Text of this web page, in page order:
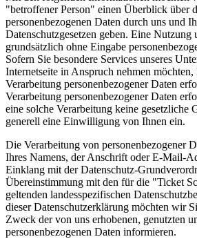
"betroffener Person" einen Überblick über
personenbezogenen Daten durch uns und
Datenschutzgesetzen geben. Eine Nutzung
grundsätzlich ohne Eingabe
Sofern Sie besondere Services unseres
Internetseite in Anspruch nehmen
Verarbeitung personenbezogener Daten
Verarbeitung personenbezogener Daten
eine solche Verarbeitung keine gesetzliche
generell eine Einwilligung von Ihnen ein.
Die Verarbeitung von personenbezogener
Ihres Namens, der Anschrift oder E-Mail-
Einklang mit der Datenschutz-
Übereinstimmung mit den für die "Ticket
geltenden landesspezifischen
dieser Datenschutzerklärung möchten wir
Zweck der von uns erhobenen, genutzten
personenbezogenen Daten informieren.